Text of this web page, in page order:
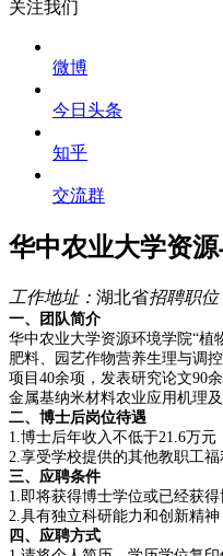
关注我们
微博
今日头条
知乎
交流群
华中农业大学资
工作地址： 湖北省招聘职位
一、团队简介
华中农业大学资源环境学院“植
肥料、园艺作物营养生理与调
项目 40余项，发表研究论文90
金属基纳米材料农业应用机理
二、博士后岗位待遇
1. 博士后年收入不低于21.6万元
2. 享受学校提供的其他教职工
三、应聘条件
1. 即将获得博士学位或已经获
2. 具有独立科研能力和创新精神
四、应聘方式